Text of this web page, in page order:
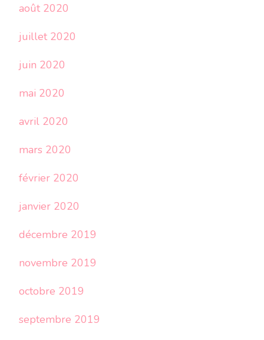
août 2020
juillet 2020
juin 2020
mai 2020
avril 2020
mars 2020
février 2020
janvier 2020
décembre 2019
novembre 2019
octobre 2019
septembre 2019